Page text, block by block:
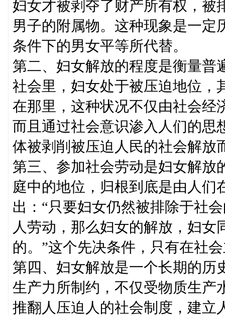
妇女才被剥夺了财产所有权，被
男子的附属物。这种现象是一定
条件下的男女平等所代替。
第二、妇女解放的程度是衡量普
社会里，妇女处于被压迫地位，
在那里，这种状况不仅由社会经
而且通过社会意识渗入人们的思
体被剥削被压迫人民的社会解放
第三、参加社会劳动是妇女解放
庭中的地位，归根到底是由人们
出：“只要妇女仍然被排除于社
人劳动，那么妇女的解放，妇
的。”这个先决条件，只有在社
第四、妇女解放是一个长期的历
生产力所制约，不仅受物质生产
推翻人压迫人的社会制度，建立